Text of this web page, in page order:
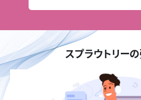
スプラウトリー